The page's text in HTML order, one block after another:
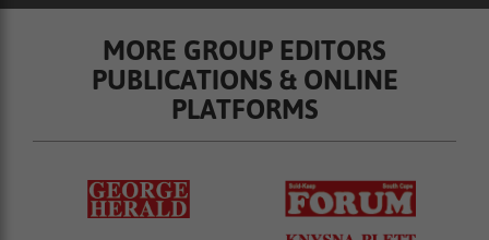
MORE GROUP EDITORS
PUBLICATIONS & ONLINE
PLATFORMS